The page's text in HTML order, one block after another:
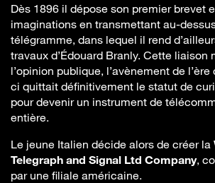
Dès 1896 il dépose son premier brevet
imaginations en transmettant au-
télégramme, dans lequel il rend
travaux d’Édouard Branly. Cette liaison
l’opinion publique, l’avènement de
ci quittait définitivement le statut de
pour devenir un instrument de
entière.
Le jeune Italien décide alors de créer la
Telegraph and Signal Ltd Company,
par une filiale américaine.